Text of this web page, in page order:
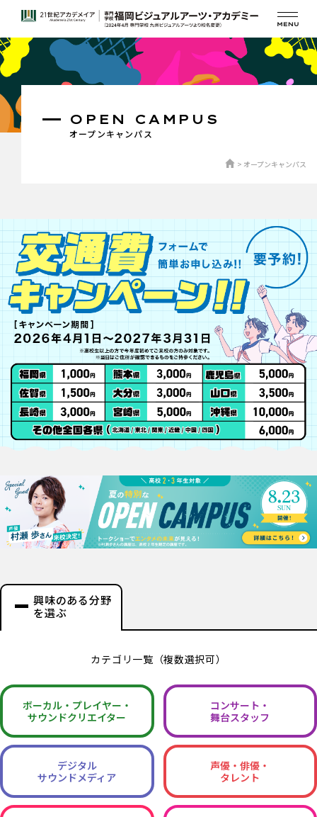
オープンキャンパス
OPEN CAMPUS
オープンキャンパス
興味のある分野
を選ぶ
カテゴリ一覧（複数選択可）
ボーカル・ プレイヤー・
サウンドクリエイター
コンサート・
舞台スタッフ
デジタル
サウンドメディア
声優・俳優・
タレント